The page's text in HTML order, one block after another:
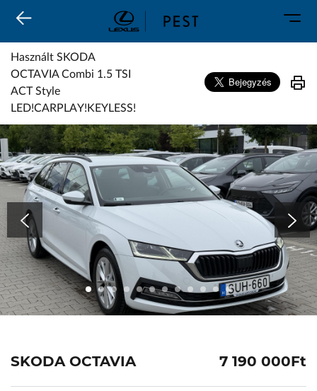
Lexus Pest
Toyota Schiller
ŠKODA Schiller
Audi Schiller
BYD Schiller
Geely Schiller
Lexus Pest
Seat Schiller
Tesla Approved Body Shop
Toyota Schiller
VW Haszonjárművek
VW Service Schiller
Használt SKODA
OCTAVIA Combi 1.5 TSI
ACT Style
LED!CARPLAY!KEYLESS!
SKODA OCTAVIA 7 190 000Ft